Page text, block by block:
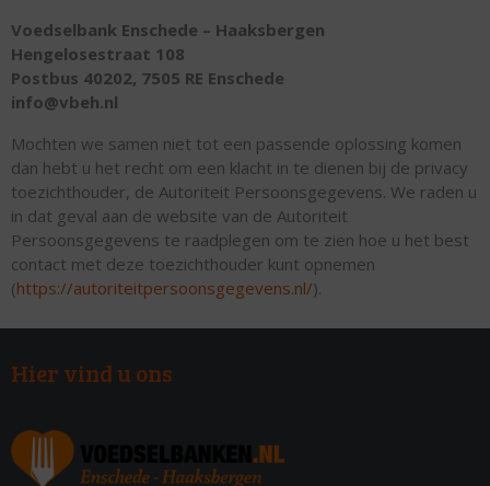
Voedselbank Enschede – Haaksbergen
Hengelosestraat 108
Postbus 40202, 7505 RE Enschede
info@vbeh.nl
Mochten we samen niet tot een passende oplossing komen
dan hebt u het recht om een klacht in te dienen bij de privacy
toezichthouder, de Autoriteit Persoonsgegevens. We raden u
in dat geval aan de website van de Autoriteit
Persoonsgegevens te raadplegen om te zien hoe u het best
contact met deze toezichthouder kunt opnemen
(https://autoriteitpersoonsgegevens.nl/).
Hier vind u ons